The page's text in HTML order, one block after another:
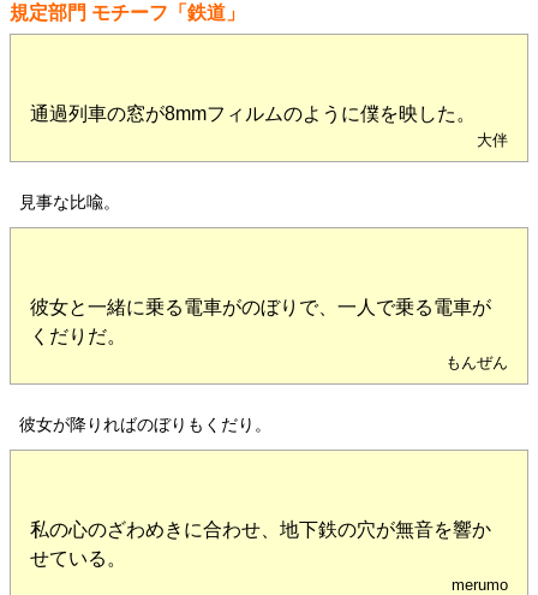
規定部門 モチーフ「鉄道」
通過列車の窓が8mmフィルムのように僕を映した。
大伴
見事な比喩。
彼女と一緒に乗る電車がのぼりで、一人で乗る電車が
くだりだ。
もんぜん
彼女が降りればのぼりもくだり。
私の心のざわめきに合わせ、地下鉄の穴が無音を響か
せている。
merumo